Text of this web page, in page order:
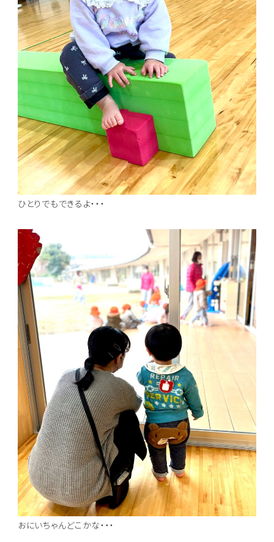
ひとりでもできるよ・・・
おにいちゃんどこかな・・・